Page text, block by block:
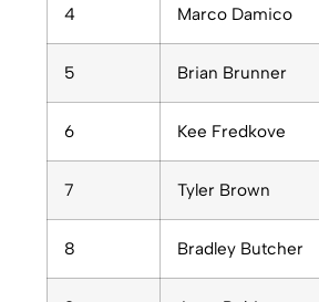
4 Marco Damico
5 Brian Brunner
6 Kee Fredkove
7 Tyler Brown
8 Bradley Butcher